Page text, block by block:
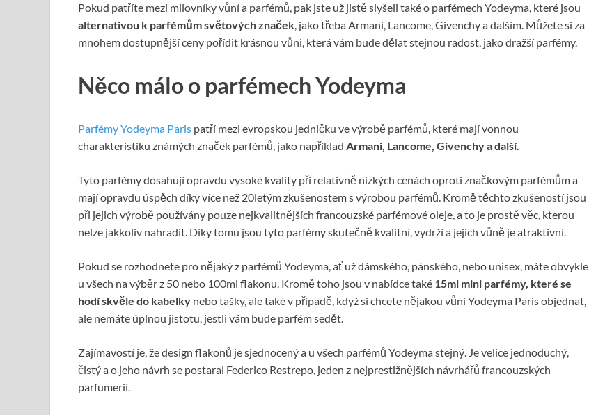
Pokud patříte mezi milovníky vůní a parfémů, pak jste už jistě slyšeli také o parfémech Yodeyma, které jsou
alternativou k parfémům světových značek, jako třeba Armani, Lancome, Givenchy a dalším. Můžete si za
mnohem dostupnější ceny pořídit krásnou vůni, která vám bude dělat stejnou radost, jako dražší parfémy.
Něco málo o parfémech Yodeyma
Parfémy Yodeyma Paris patří mezi evropskou jedničku ve výrobě parfémů, které mají vonnou
charakteristiku známých značek parfémů, jako například Armani, Lancome, Givenchy a další.
Tyto parfémy dosahují opravdu vysoké kvality při relativně nízkých cenách oproti značkovým parfémům a
mají opravdu úspěch díky více než 20letým zkušenostem s výrobou parfémů. Kromě těchto zkušeností jsou
při jejich výrobě používány pouze nejkvalitnějších francouzské parfémové oleje, a to je prostě věc, kterou
nelze jakkoliv nahradit. Díky tomu jsou tyto parfémy skutečně kvalitní, vydrží a jejich vůně je atraktivní.
Pokud se rozhodnete pro nějaký z parfémů Yodeyma, ať už dámského, pánského, nebo unisex, máte obvykle
u všech na výběr z 50 nebo 100ml flakonu. Kromě toho jsou v nabídce také 15ml mini parfémy, které se
hodí skvěle do kabelky nebo tašky, ale také v případě, když si chcete nějakou vůni Yodeyma Paris objednat,
ale nemáte úplnou jistotu, jestli vám bude parfém sedět.
Zajímavostí je, že design flakonů je sjednocený a u všech parfémů Yodeyma stejný. Je velice jednoduchý,
čistý a o jeho návrh se postaral Federico Restrepo, jeden z nejprestižnějších návrhářů francouzských
parfumerií.